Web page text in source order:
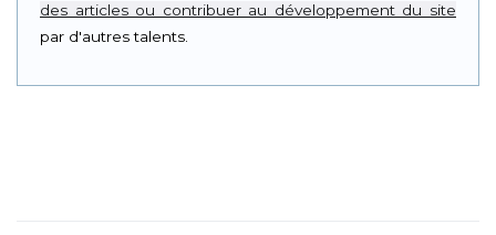
des articles ou contribuer au développement du site
par d'autres talents.